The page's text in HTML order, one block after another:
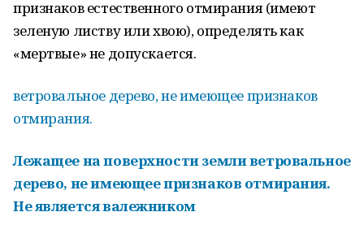
признаков естественного отмирания (имеют
зеленую листву или хвою), определять как
«мертвые» не допускается.
ветровальное дерево, не имеющее признаков
отмирания.
Лежащее на поверхности земли ветровальное
дерево, не имеющее признаков отмирания.
Не является валежником